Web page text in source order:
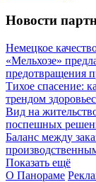
Новости
Немецкое
«Мельхозе»
предотвращения
Тихое спасение:
трендом
Вид на
поспешных
Баланс между
Показать ещё
О Панораме